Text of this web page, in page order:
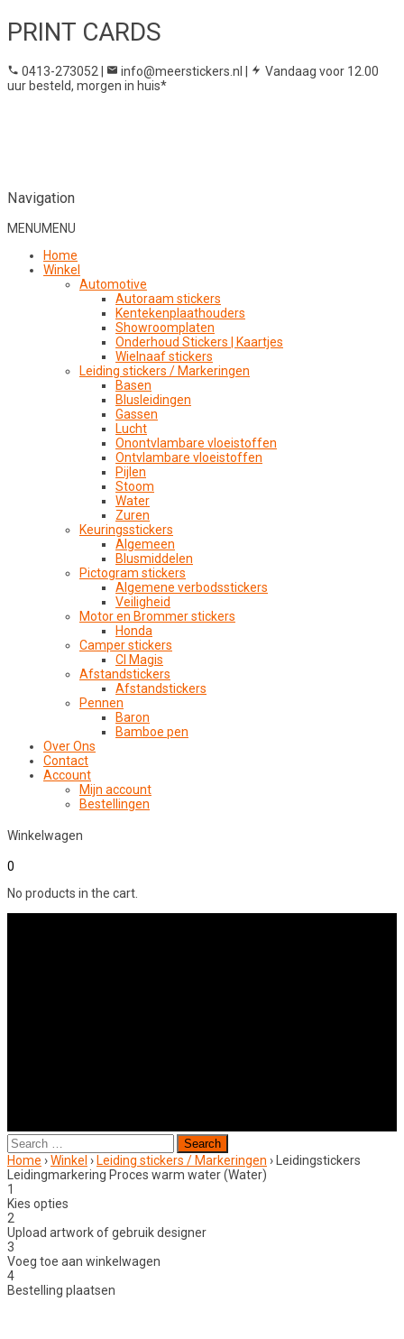
PRINT CARDS
0413-273052 | info@meerstickers.nl |
Vandaag voor 12.00
uur besteld, morgen in huis*
Navigation
MENUMENU
Home
Winkel
Automotive
Autoraam stickers
Kentekenplaathouders
Showroomplaten
Onderhoud Stickers | Kaartjes
Wielnaaf stickers
Leiding stickers / Markeringen
Basen
Blusleidingen
Gassen
Lucht
Onontvlambare vloeistoffen
Ontvlambare vloeistoffen
Pijlen
Stoom
Water
Zuren
Keuringsstickers
Algemeen
Blusmiddelen
Pictogram stickers
Algemene verbodsstickers
Veiligheid
Motor en Brommer stickers
Honda
Camper stickers
CI Magis
Afstandstickers
Afstandstickers
Pennen
Baron
Bamboe pen
Over Ons
Contact
Account
Mijn account
Bestellingen
Winkelwagen
0
No products in the cart.
Search
for:
Home ›Winkel › Leiding stickers / Markeringen › Leidingstickers
Leidingmarkering Proces warm water (Water)
1
Kies opties
2
Upload artwork of gebruik designer
3
Voeg toe aan winkelwagen
4
Bestelling plaatsen